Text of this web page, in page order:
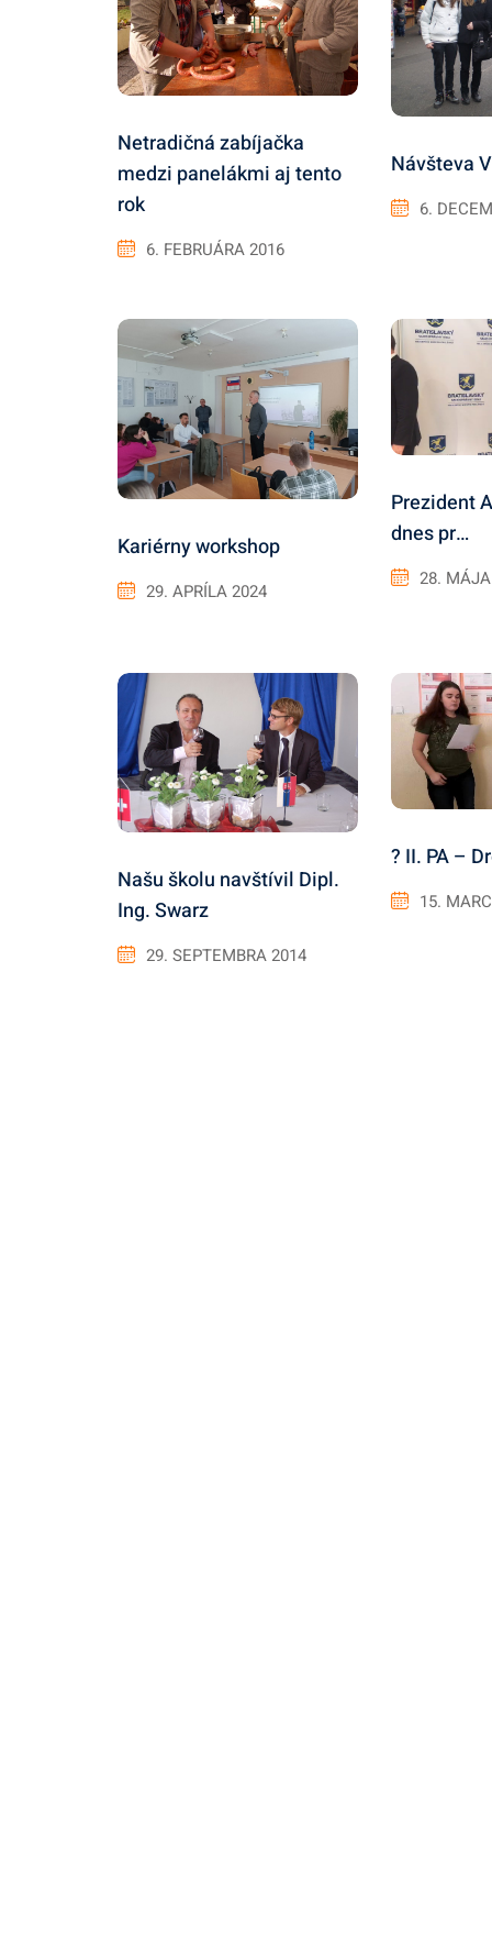
Netradičná zabíjačka
medzi panelákmi aj tento
rok
6. FEBRUÁRA 2016
Návšteva
6.
Kariérny workshop
29. APRÍLA 2024
Prezident
dnes pr…
28.
Našu školu navštívil Dipl.
Ing. Swarz
29. SEPTEMBRA 2014
? II. PA –
15.